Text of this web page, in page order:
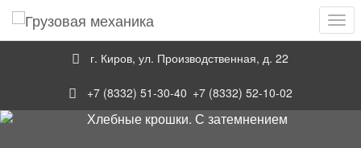
Skip
to
г. Киров, ул. Производственная, д. 22
+7 (8332) 51-30-40 +7 (8332) 52-10-02
Навигация